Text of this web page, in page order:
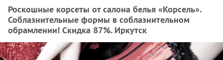
Роскошные корсеты от салона белья «Корсель».
Соблазнительные формы в соблазнительном
обрамлении! Скидка 87%. Иркутск